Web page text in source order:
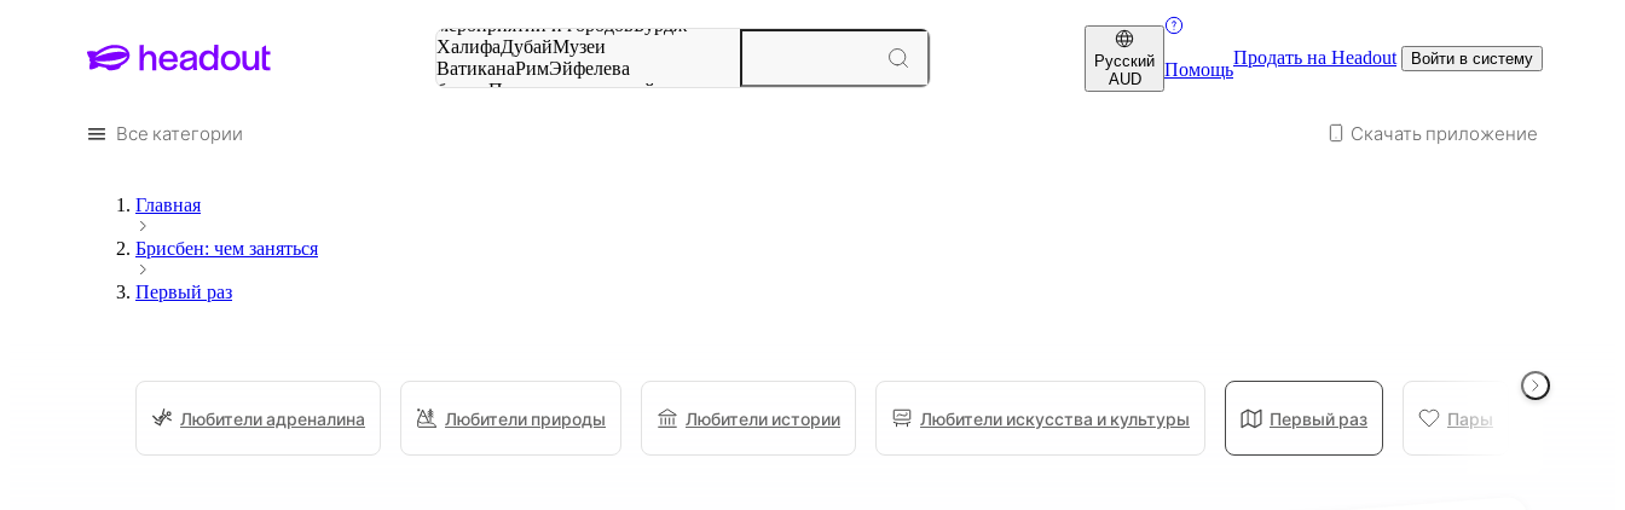
мероприятий и городовБурдж-
ХалифаДубайМузеи
ВатиканаРимЭйфелева
башняПарижмероприятий и
Русский
AUD
Помощь
Продать на Headout Войти в систему
Все категории Скачать приложение
Главная
Брисбен: чем заняться
Первый раз
Любители адреналина Любители природы Любители истории Любители искусства и культуры Первый раз Пары